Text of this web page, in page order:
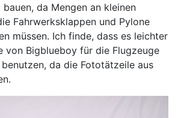
da Mengen an kleinen
Fahrwerksklappen und Pylone
müssen. Ich finde, dass es leichter
von Bigblueboy für die Flugzeuge
da die Fototätzeile aus